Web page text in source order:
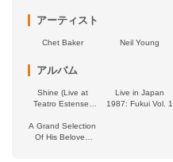
アーティスト
Chet Baker Neil Young
アルバム
Shine (Live at
Teatro Estense,
Live in Japan
1987: Fukui Vol. 1
A Grand Selection
Of His Beloved